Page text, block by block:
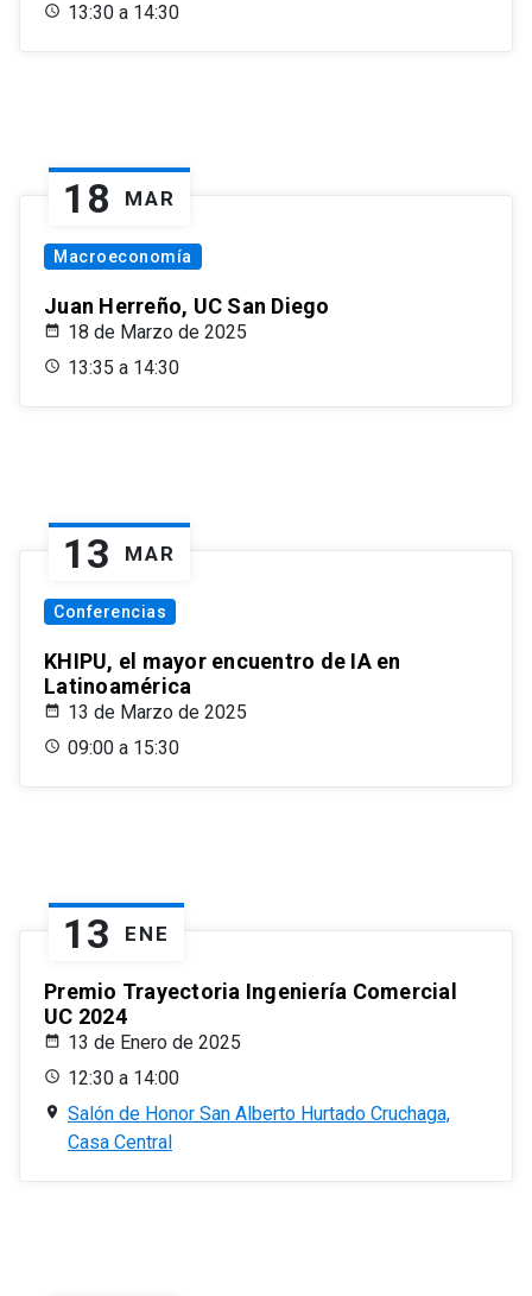
13:30 a 14:30
18 MAR
Macroeconomía
Juan Herreño, UC San Diego
18 de Marzo de 2025
13:35 a 14:30
13 MAR
Conferencias
KHIPU, el mayor encuentro de IA en
Latinoamérica
13 de Marzo de 2025
09:00 a 15:30
13 ENE
Premio Trayectoria Ingeniería Comercial
UC 2024
13 de Enero de 2025
12:30 a 14:00
Salón de Honor San Alberto Hurtado Cruchaga,
Casa Central